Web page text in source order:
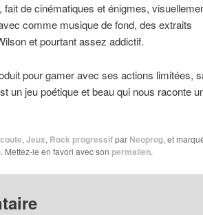
de cinématiques et énigmes,
comme musique de fond, des extraits
et pourtant assez addictif.
pour gamer avec ses actions limitées,
un jeu poétique et beau qui nous raconte
, Jeux, Rock progressifpar Neoprog, et
. Mettez-le en favori avec son permalien.